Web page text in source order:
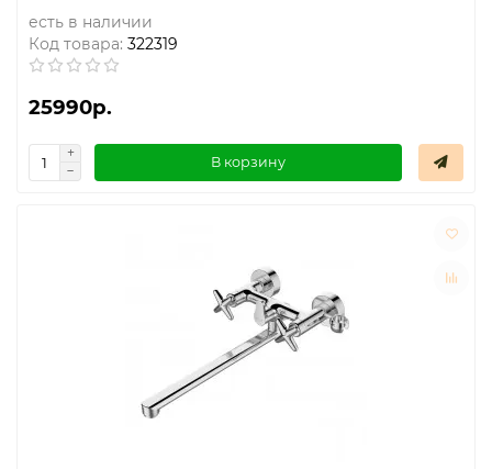
есть в наличии
Код товара: 322319
25990р.
В корзину